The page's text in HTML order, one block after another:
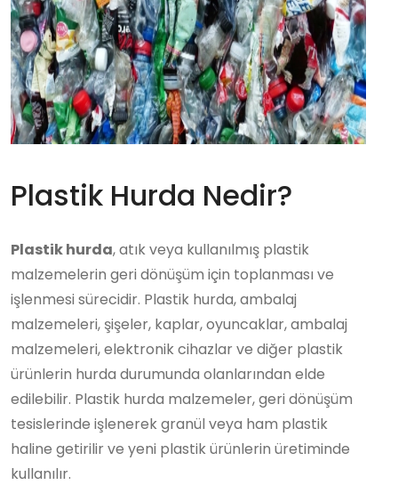
Plastik Hurda Nedir?
Plastik hurda, atık veya kullanılmış plastik
malzemelerin geri dönüşüm için toplanması ve
işlenmesi sürecidir. Plastik hurda, ambalaj
malzemeleri, şişeler, kaplar, oyuncaklar, ambalaj
malzemeleri, elektronik cihazlar ve diğer plastik
ürünlerin hurda durumunda olanlarından elde
edilebilir. Plastik hurda malzemeler, geri dönüşüm
tesislerinde işlenerek granül veya ham plastik
haline getirilir ve yeni plastik ürünlerin üretiminde
kullanılır.